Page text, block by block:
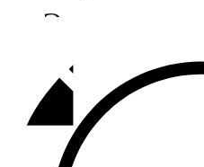
Әлмәт
92,9 FM
Базарлы матак
107,1 FM